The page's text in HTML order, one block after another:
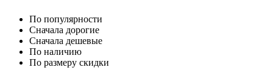
По популярности
Cначала дорогие
Cначала дешевые
По наличию
По размеру скидки